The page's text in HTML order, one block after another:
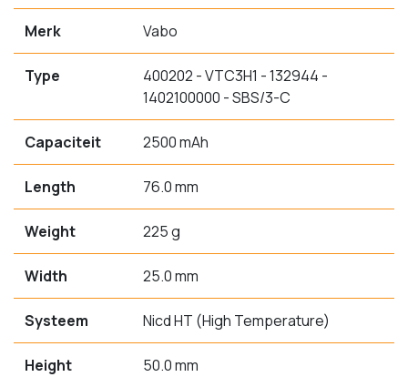
Merk Vabo
Type
400202 - VTC3H1 - 132944 -
1402100000 - SBS/3-C
Capaciteit 2500 mAh
Length 76.0 mm
Weight 225 g
Width 25.0 mm
Systeem Nicd HT (High Temperature)
Height 50.0 mm